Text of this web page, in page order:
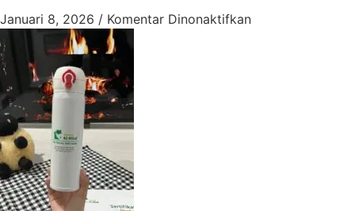
Januari 8, 2026 / Komentar Dinonaktifkanpada